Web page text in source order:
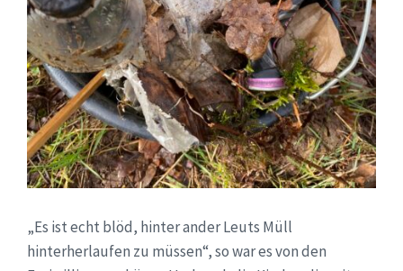
„Es ist echt blöd, hinter ander Leuts Müll
hinterherlaufen zu müssen“, so war es von den